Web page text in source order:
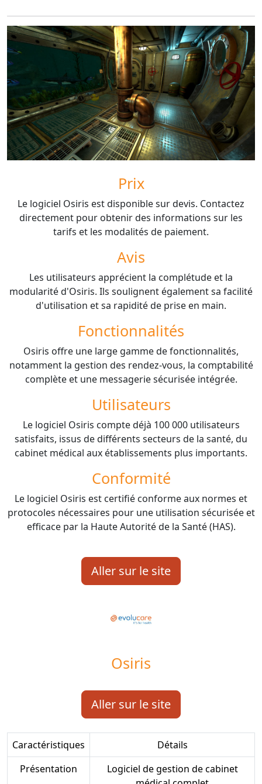
Prix
Le logiciel Osiris est disponible sur devis. Contactez
directement pour obtenir des informations sur les
tarifs et les modalités de paiement.
Avis
Les utilisateurs apprécient la complétude et la
modularité d'Osiris. Ils soulignent également sa facilité
d'utilisation et sa rapidité de prise en main.
Fonctionnalités
Osiris offre une large gamme de fonctionnalités,
notamment la gestion des rendez-vous, la comptabilité
complète et une messagerie sécurisée intégrée.
Utilisateurs
Le logiciel Osiris compte déjà 100 000 utilisateurs
satisfaits, issus de différents secteurs de la santé, du
cabinet médical aux établissements plus importants.
Conformité
Le logiciel Osiris est certifié conforme aux normes et
protocoles nécessaires pour une utilisation sécurisée et
efficace par la Haute Autorité de la Santé (HAS).
Aller sur le site
Osiris
Aller sur le site
Caractéristiques
Détails
Présentation
Logiciel de gestion de cabinet